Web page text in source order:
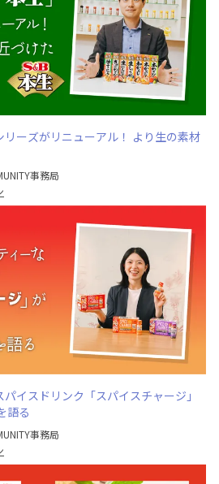
ーズがリニューアル！ より生の素材
事務局
イスドリンク「スパイスチャージ」
語る
事務局